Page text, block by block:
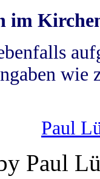
im
wie
Paul
Paul